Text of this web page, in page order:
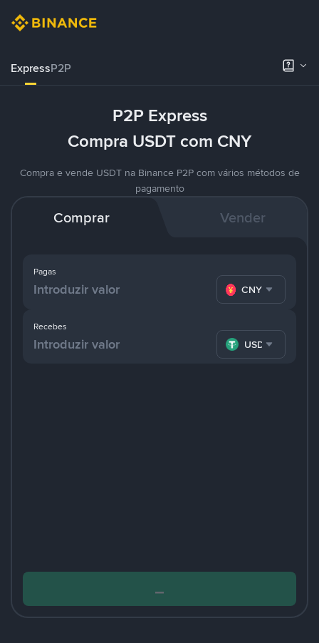
ExpressP2P
P2P Express
Compra USDT com CNY
Compra e vende USDT na Binance P2P com vários métodos de
pagamento
Comprar Vender
Pagas
CNY
Recebes
USDT